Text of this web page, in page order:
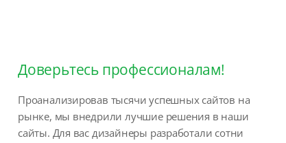
Доверьтесь профессионалам!
Проанализировав тысячи успешных сайтов на
рынке, мы внедрили лучшие решения в наши
сайты. Для вас дизайнеры разработали сотни